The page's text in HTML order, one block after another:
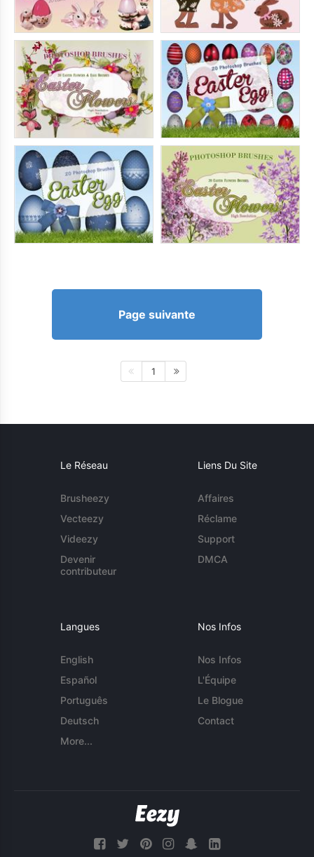
Page suivante
1
Le Réseau
Brusheezy
Vecteezy
Videezy
Devenir
contributeur
Liens Du Site
Affaires
Réclame
Support
DMCA
Langues
English
Español
Português
Deutsch
More...
Nos Infos
Nos Infos
L'Équipe
Le Blogue
Contact